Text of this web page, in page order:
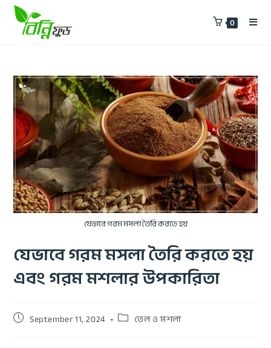
0
যেভাবে গরম মসলা তৈরি করতে হয়
যেভাবে গরম মসলা তৈরি করতে হয়
এবং গরম মশলার উপকারিতা
September 11, 2024 তেল ও মশলা